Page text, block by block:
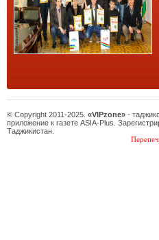
© Copyright 2011-2025. «VIPzone» -
приложение к газете ASIA-Plus.
Таджикистан.